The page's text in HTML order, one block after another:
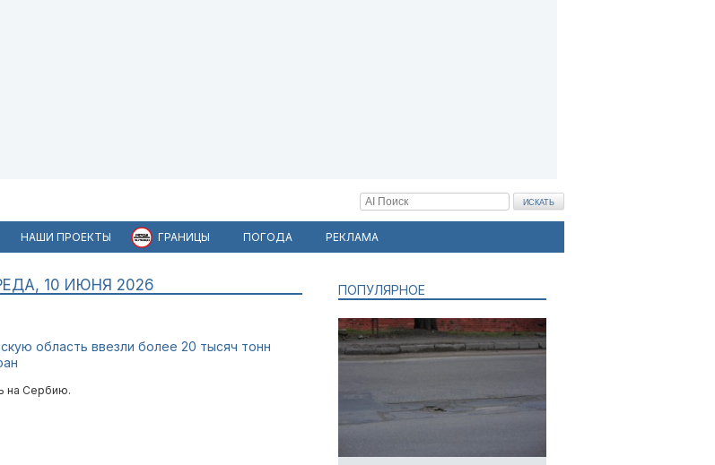
НАШИ ПРОЕКТЫ ГРАНИЦЫ ПОГОДА РЕКЛАМА
10 ИЮНЯ 2026
область ввезли более 20 тысяч тонн
на Сербию.
ПОПУЛЯРНОЕ